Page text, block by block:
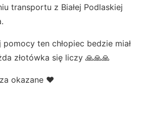
transportu z Białej Podlaskiej
ten chłopiec bedzie miał
złotówka się liczy 🙏🙏🙏
okazane ❤️